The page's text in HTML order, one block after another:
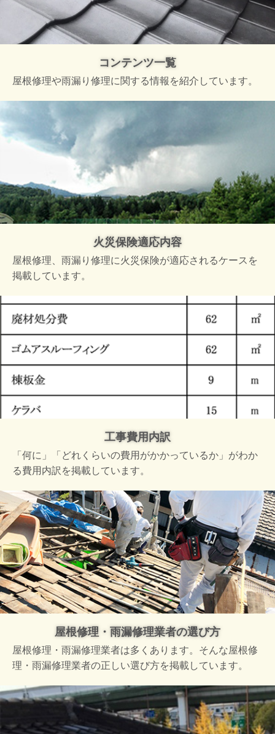
コンテンツ一覧
屋根修理や雨漏り修理に関する情報を紹介しています。
火災保険適応内容
屋根修理、雨漏り修理に火災保険が適応されるケースを
掲載しています。
工事費用内訳
「何に」「どれくらいの費用がかかっているか」がわか
る費用内訳を掲載しています。
屋根修理・雨漏修理業者の選び方
屋根修理・雨漏修理業者は多くあります。そんな屋根修
理・雨漏修理業者の正しい選び方を掲載しています。